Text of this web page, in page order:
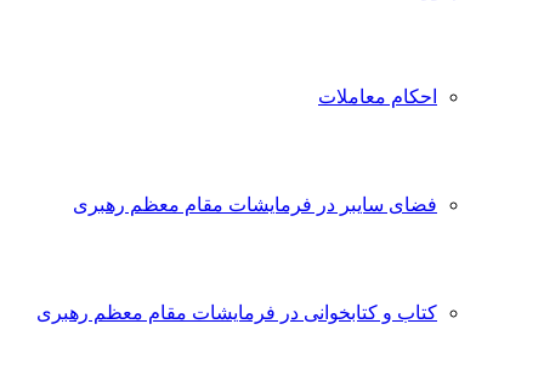
احکام معاملات
فضای سایبر در فرمایشات مقام معظم رهبری
کتاب و کتابخوانی در فرمایشات مقام معظم رهبری